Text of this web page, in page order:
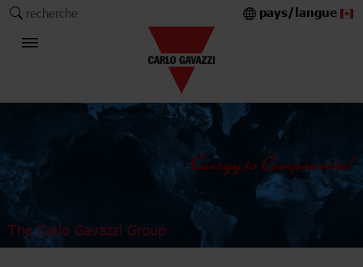
recherche pays/langue
The Carlo Gavazzi Group